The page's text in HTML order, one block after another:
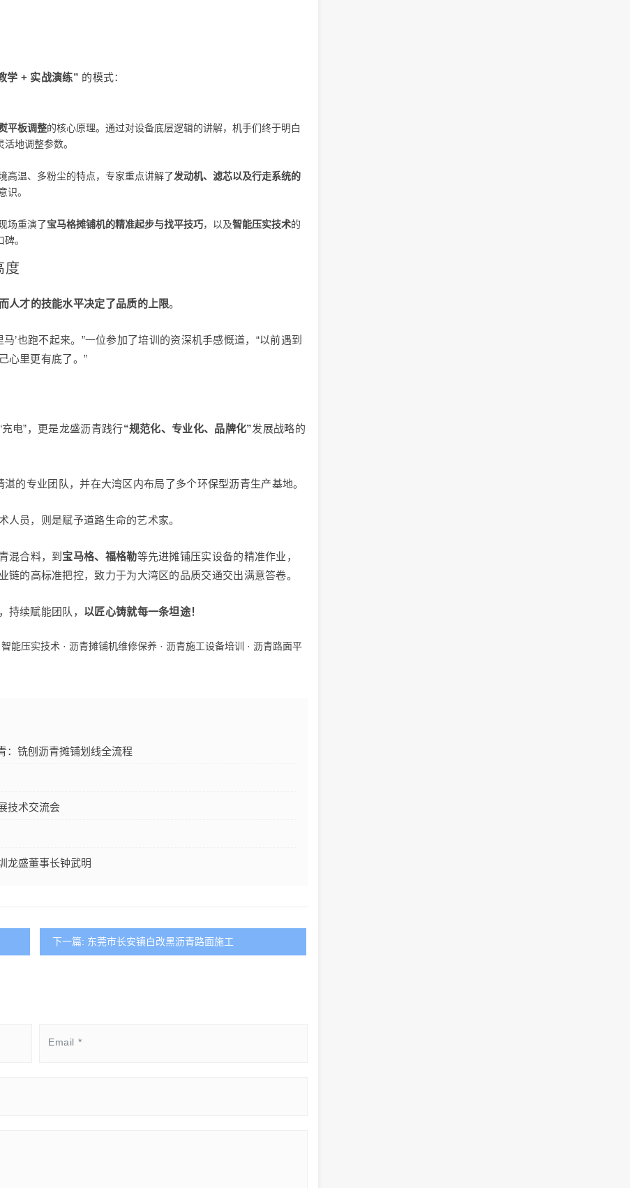
学 + 实战演练” 的模式：
平板调整的核心原理。通过对设备底层逻辑的讲解，机手们终于明白
地调整参数。
高温、多粉尘的特点，专家重点讲解了发动机、滤芯以及行走系统的
识。
场重演了宝马格摊铺机的精准起步与找平技巧，以及智能压实技术的
。
度
人才的技能水平决定了品质的上限。
’也跑不起来。”一位参加了培训的资深机手感慨道，“以前遇到
心里更有底了。”
电”，更是龙盛沥青践行“规范化、专业化、品牌化”发展战略的
的专业团队，并在大湾区内布局了多个环保型沥青生产基地。
员，则是赋予道路生命的艺术家。
混合料，到 宝马格、福格勒等先进摊铺压实设备的精准作业，
的高标准把控，致力于为大湾区的品质交通交出满意答卷。
持续赋能团队， 以匠心铸就每一条坦途！
智能压实技术 · 沥青摊铺机维修保养 · 沥青施工设备培训 · 沥青路面平
：铣刨沥青摊铺划线全流程
技术交流会
龙盛董事长钟武明
下一篇: 东莞市长安镇白改黑沥青路面施工